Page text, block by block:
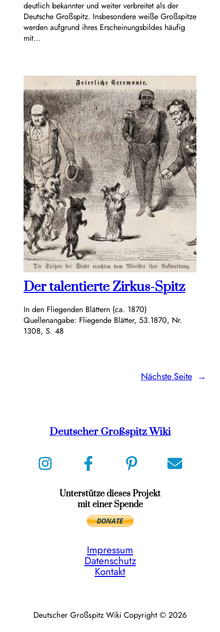
deutlich bekannter und weiter verbreitet als der
Deutsche Großspitz. Insbesondere weiße Großspitze
werden aufgrund ihres Erscheinungsbildes häufig
mit…
Der talentierte Zirkus-Spitz
In den Fliegenden Blättern (ca. 1870)
Quellenangabe: Fliegende Blätter, 53.1870, Nr.
1308, S. 48
Nächste Seite →
Deutscher Großspitz Wiki
Unterstütze dieses Projekt
mit einer Spende
Impressum
Datenschutz
Kontakt
Deutscher Großspitz Wiki Copyright © 2026